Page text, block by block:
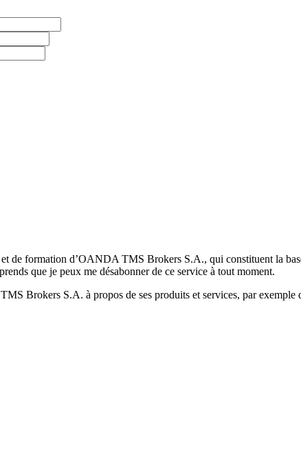
de formation d’OANDA TMS Brokers S.A., qui constituent la
que je peux me désabonner de ce service à tout moment.
Brokers S.A. à propos de ses produits et services, par exemple